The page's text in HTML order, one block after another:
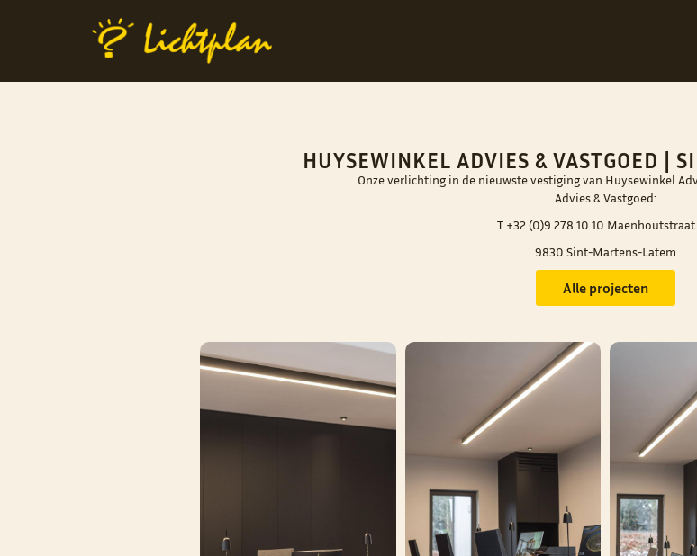
HUYSEWINKEL ADVIES & VASTGOED |
Onze verlichting in de nieuwste vestiging van Huysewinkel
Advies & Vastgoed:
T +32 (0)9 278 10 10 Maenhoutstraat
9830 Sint-Martens-Latem
Alle projecten